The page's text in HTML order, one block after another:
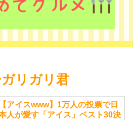
リガリ君
【アイスwww】1万人の投票で日
人が愛す「アイス」ベスト30決